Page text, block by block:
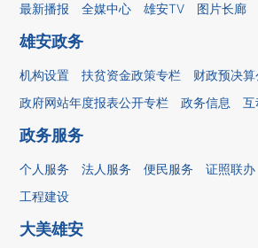
最新播报 全媒中心 雄安TV 图片长廊
雄安政务
机构设置 扶贫资金政策专栏
财政预决
政府网站年度报表公开专栏
政务信息
政务服务
个人服务 法人服务 便民服务 证照联办
工程建设
大美雄安